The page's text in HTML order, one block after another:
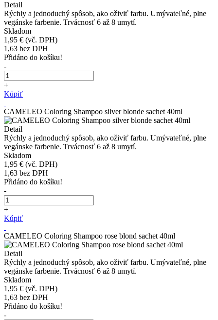
Detail
Rýchly a jednoduchý spôsob, ako oživiť farbu. Umývateľné, plne
vegánske farbenie. Trvácnosť 6 až 8 umytí.
Skladom
1,95 € (vč. DPH)
1,63 bez DPH
Přidáno do košíku!
-
+
Kúpiť
CAMELEO Coloring Shampoo silver blonde sachet 40ml
Detail
Rýchly a jednoduchý spôsob, ako oživiť farbu. Umývateľné, plne
vegánske farbenie. Trvácnosť 6 až 8 umytí.
Skladom
1,95 € (vč. DPH)
1,63 bez DPH
Přidáno do košíku!
-
+
Kúpiť
CAMELEO Coloring Shampoo rose blond sachet 40ml
Detail
Rýchly a jednoduchý spôsob, ako oživiť farbu. Umývateľné, plne
vegánske farbenie. Trvácnosť 6 až 8 umytí.
Skladom
1,95 € (vč. DPH)
1,63 bez DPH
Přidáno do košíku!
-